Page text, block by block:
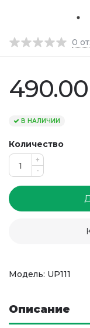
0
В НАЛИЧИИ
Количество
+
-
Модель: UP111
Описание